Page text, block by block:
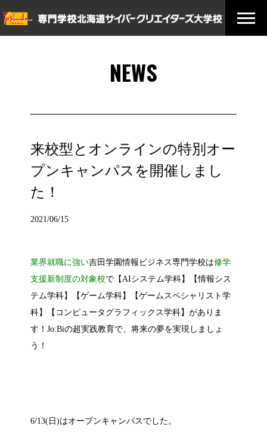
NEWS
来校型とオンラインの特別オー
プンキャンパスを開催しまし
た！
2021/06/15
業界就職に強い吉田学園情報ビジネス専門学校は修学
支援新制度の対象校で【AIシステム学科】【情報シス
テム学科】【ゲーム学科】【ゲームスペシャリスト学
科】【コンピュータグラフィックス学科】がありま
す！Jo:Biの超実践教育で、将来の夢を実現しましょ
う！
6/13(日)はオープンキャンパスでした。